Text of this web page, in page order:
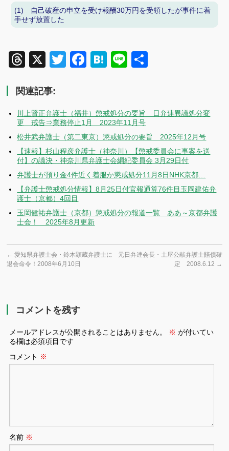
(1) 自己破産の申立を受け報酬30万円を受領したが事件に着
手せず放置した
Threads
X TwitterFacebook
Hatena
Line
関連記事:
川上賢正弁護士（福井）懲戒処分の要旨 日弁連異議処分変
更 戒告⇒業務停止1月 2023年11月号
松井武弁護士（第二東京）懲戒処分の要旨 2025年12月号
【速報】杉山程彦弁護士（神奈川）【懲戒委員会に事案を送
付】の議決・神奈川県弁護士会綱紀委員会 3月29日付
弁護士が預り金4件近く着服か懲戒処分11月8日NHK京都…
【弁護士懲戒処分情報】8月25日付官報通算76件目玉岡建佑弁
護士（京都）4回目
玉岡健祐弁護士（京都）懲戒処分の報道一覧 ああ～京都弁護
士会！ 2025年8月更新
← 愛知県弁護士会・鈴木顕蔵弁護士に
退会命令！2008年6月10日
元日弁連会長・土屋公献弁護士賠償確
定 2008.6.12 →
コメントを残す
メールアドレスが公開されることはありません。 ※ が付いてい
る欄は必須項目です
コメント ※
名前 ※